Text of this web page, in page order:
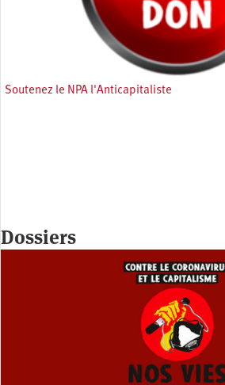
Soutenez le NPA l'Anticapitaliste
Dossiers